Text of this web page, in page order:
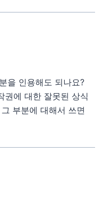
을 인용해도 되나요?
권에 대한 잘못된 상식
부분에 대해서 쓰면